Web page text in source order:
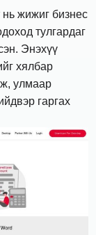
жижиг бизнес
тулгардаг
Энэхүү
хялбар
улмаар
гаргах